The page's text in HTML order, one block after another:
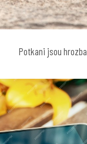
Potkani jsou hrozba